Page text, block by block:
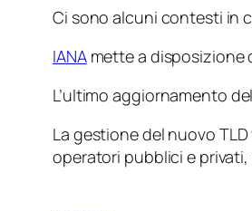
Ci sono alcuni contesti in
IANAmette a disposizione
L’ultimo aggiornamento
La gestione del nuovo TLD
operatori pubblici e